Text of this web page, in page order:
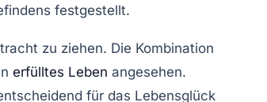
festgestellt.
zu ziehen. Die Kombination
erfülltes Leben angesehen.
für das Lebensglück